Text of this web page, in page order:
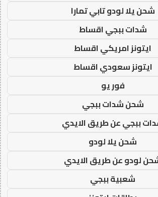
شحن يلا لودو تابي تمارا
شدات ببجي اقساط
ايتونز امريكي اقساط
ايتونز سعودي اقساط
فور يو
شحن شدات ببجي
ببجي عن طريق الايدي
شحن يلا لودو
لودو عن طريق الايدي
شعبية ببجي